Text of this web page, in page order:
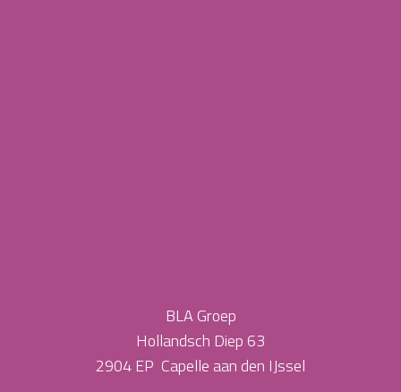
BLA Groep
Hollandsch Diep 63
2904 EP Capelle aan den IJssel